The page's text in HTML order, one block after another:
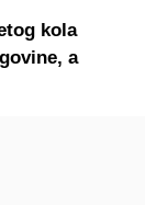
kola
a